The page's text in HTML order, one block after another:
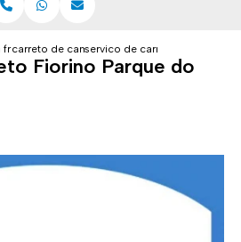
fretes
carreto de caminhao sao paulo
servico de carreto fiorino
Fiorino Parque do